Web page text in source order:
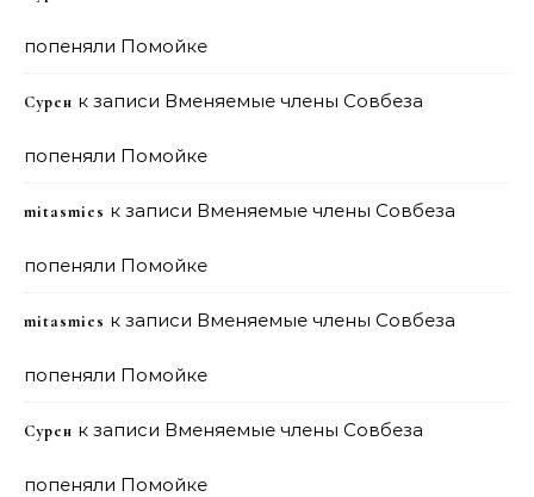
попеняли Помойке
Сурен к записи Вменяемые члены Совбеза
попеняли Помойке
mitasmies к записи Вменяемые члены Совбеза
попеняли Помойке
mitasmies к записи Вменяемые члены Совбеза
попеняли Помойке
Сурен к записи Вменяемые члены Совбеза
попеняли Помойке